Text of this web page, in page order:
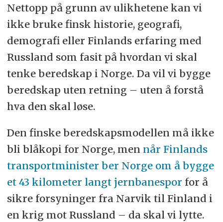
Nettopp på grunn av ulikhetene kan vi
ikke bruke finsk historie, geografi,
demografi eller Finlands erfaring med
Russland som fasit på hvordan vi skal
tenke beredskap i Norge. Da vil vi bygge
beredskap uten retning – uten å forstå
hva den skal løse.
Den finske beredskapsmodellen må ikke
bli blåkopi for Norge, men når Finlands
transportminister ber Norge om å bygge
et 43 kilometer langt jernbanespor for å
sikre forsyninger fra Narvik til Finland i
en krig mot Russland – da skal vi lytte.